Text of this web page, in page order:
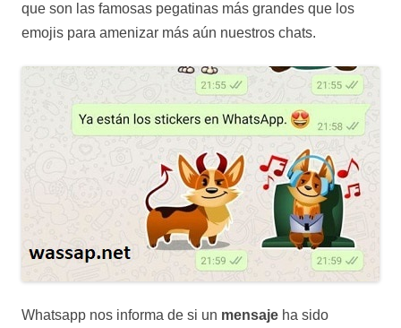
que son las famosas pegatinas más grandes que los
emojis para amenizar más aún nuestros chats.
Whatsapp nos informa de si un mensaje ha sido